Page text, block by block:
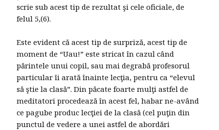
scrie sub acest tip de rezultat şi cele oficiale, de
felul 5,(6).
Este evident că acest tip de surpriză, acest tip de
moment de “Uau!” este stricat în cazul când
părintele unui copil, sau mai degrabă profesorul
particular îi arată înainte lecţia, pentru ca “elevul
să ştie la clasă”. Din păcate foarte mulţi astfel de
meditatori procedează în acest fel, habar ne-având
ce pagube produc lecţiei de la clasă (cel puţin din
punctul de vedere a unei astfel de abordări